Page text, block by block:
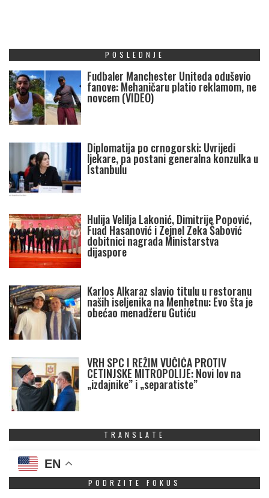
POSLEDNJE
Fudbaler Manchester Uniteda oduševio
fanove: Mehaničaru platio reklamom, ne
novcem (VIDEO)
Diplomatija po crnogorski: Uvrijedi
ljekare, pa postani generalna konzulka u
Istanbulu
Hulija Velilja Lakonić, Dimitrije Popović,
Fuad Hasanović i Zejnel Zeka Šabović
dobitnici nagrada Ministarstva
dijaspore
Karlos Alkaraz slavio titulu u restoranu
naših iseljenika na Menhetnu: Evo šta je
obećao menadžeru Gutiću
VRH SPC I REŽIM VUČIĆA PROTIV
CETINJSKE MITROPOLIJE: Novi lov na
„izdajnike” i „separatiste”
TRANSLATE
EN
PODRZITE FOKUS